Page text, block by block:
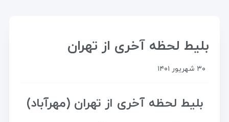
بلیط لحظه آخری از تهران
۳۰ شهریور ۱۴۰۱
بلیط لحظه آخری از تهران (مهرآباد)